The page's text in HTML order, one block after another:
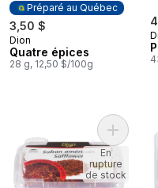
Préparé au Québec
3,50 $
Préparé au Québec
Dion
Quatre épices
28 g, 12,50 $/100g
Graines d’anis moulues au
Ajouter
En
rupture
de stock